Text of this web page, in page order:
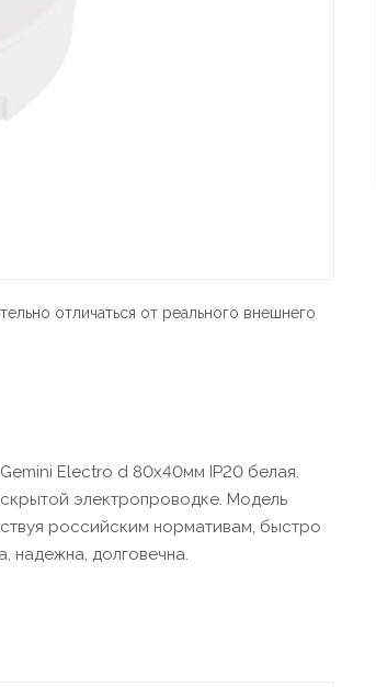
отличаться от реального внешнего
Electro d 80х40мм IP20 белая.
электропроводке. Модель
российским нормативам, быстро
надежна, долговечна.